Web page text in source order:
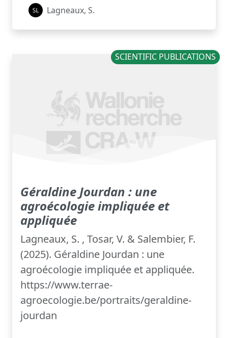
Lagneaux, S.
SCIENTIFIC PUBLICATIONS
Géraldine Jourdan : une
agroécologie impliquée et
appliquée
Lagneaux, S. , Tosar, V. & Salembier, F.
(2025). Géraldine Jourdan : une
agroécologie impliquée et appliquée.
https://www.terrae-
agroecologie.be/portraits/geraldine-
jourdan